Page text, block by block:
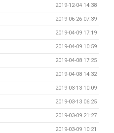
2019-12-04 14:38
2019-06-26 07:39
2019-04-09 17:19
2019-04-09 10:59
2019-04-08 17:25
2019-04-08 14:32
2019-03-13 10:09
2019-03-13 06:25
2019-03-09 21:27
2019-03-09 10:21